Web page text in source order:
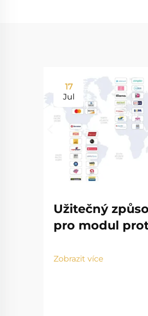
17
Jul
Užitečný
pro modul
Zobrazit více